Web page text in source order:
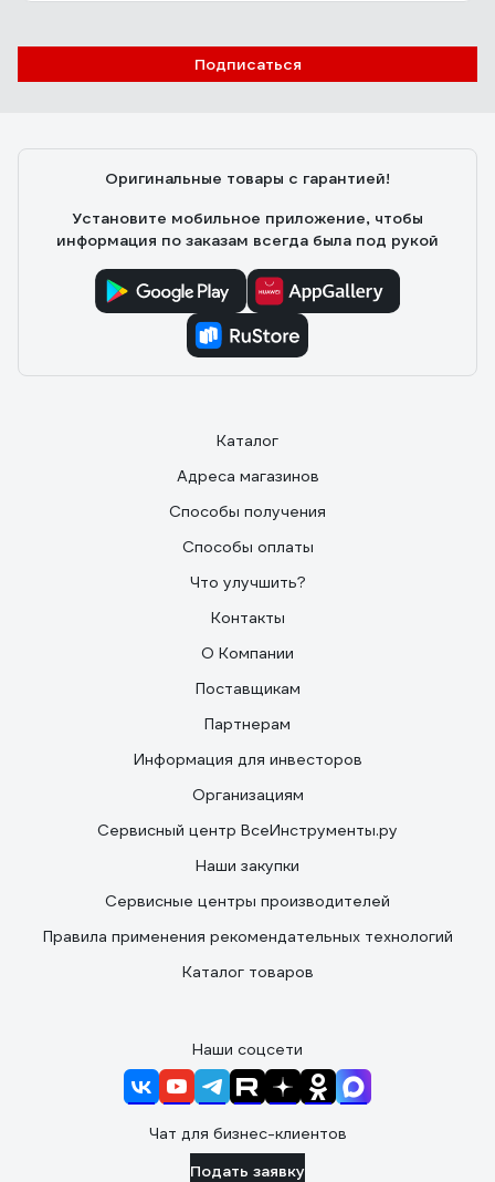
Подписаться
Оригинальные товары с гарантией!
Установите мобильное приложение, чтобы
информация по заказам всегда была под рукой
Каталог
Адреса магазинов
Способы получения
Способы оплаты
Что улучшить?
Контакты
О Компании
Поставщикам
Партнерам
Информация для инвесторов
Организациям
Сервисный центр ВсеИнструменты.ру
Наши закупки
Сервисные центры производителей
Правила применения рекомендательных технологий
Каталог товаров
Наши соцсети
Чат для бизнес-клиентов
Подать заявку